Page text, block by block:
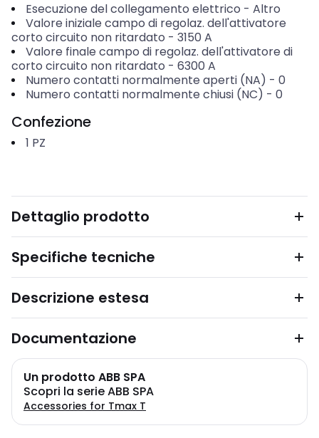
Esecuzione del collegamento elettrico - Altro
Valore iniziale campo di regolaz. dell'attivatore
corto circuito non ritardato - 3150 A
Valore finale campo di regolaz. dell'attivatore di
corto circuito non ritardato - 6300 A
Numero contatti normalmente aperti (NA) - 0
Numero contatti normalmente chiusi (NC) - 0
Confezione
1 PZ
Dettaglio prodotto
Specifiche tecniche
Descrizione estesa
Documentazione
Un prodotto ABB SPA
Scopri la serie ABB SPA
Accessories for Tmax T